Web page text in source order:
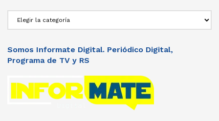
Somos Informate Digital. Periódico Digital,
Programa de TV y RS